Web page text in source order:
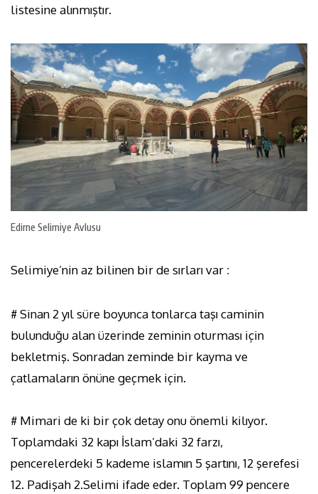
listesine alınmıştır.
Edirne Selimiye Avlusu
Selimiye’nin az bilinen bir de sırları var :
# Sinan 2 yıl süre boyunca tonlarca taşı caminin
bulunduğu alan üzerinde zeminin oturması için
bekletmiş. Sonradan zeminde bir kayma ve
çatlamaların önüne geçmek için.
# Mimari de ki bir çok detay onu önemli kilıyor.
Toplamdaki 32 kapı İslam’daki 32 farzı,
pencerelerdeki 5 kademe islamın 5 şartını, 12 şerefesi
12. Padişah 2.Selimi ifade eder. Toplam 99 pencere